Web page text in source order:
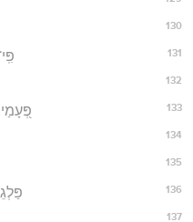
130
131
132
133
134
135
136
137